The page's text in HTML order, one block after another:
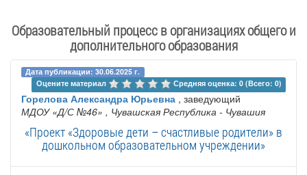
Образовательный процесс в организациях общего и
дополнительного образования
Дата публикации: 30.06.2025 г.
Оцените материал
Средняя оценка: 0 (Всего: 0)
Горелова Александра Юрьевна , заведующий
МДОУ «Д/С №46» , Чувашская Республика - Чувашия
«Проект «Здоровые дети – счастливые родители» в
дошкольном образовательном учреждении»